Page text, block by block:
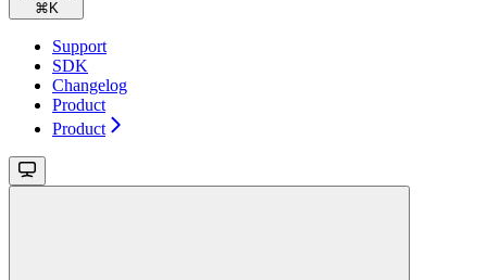
⌘ K
Support
SDK
Changelog
Product
Product